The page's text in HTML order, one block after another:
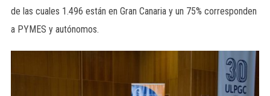
de las cuales 1.496 están en Gran Canaria y un 75% corresponden
a PYMES y autónomos.